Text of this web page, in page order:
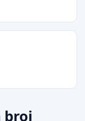
broj